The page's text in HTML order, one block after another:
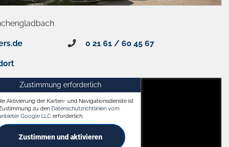
0 21 61 / 60 45 67
Zustimmung erforderlich
Aktivierung der Karten- und Navigationsdienste ist
zu den Datenschutzrichtlinien vom
Google LLC erforderlich.
Zustimmen und aktivieren